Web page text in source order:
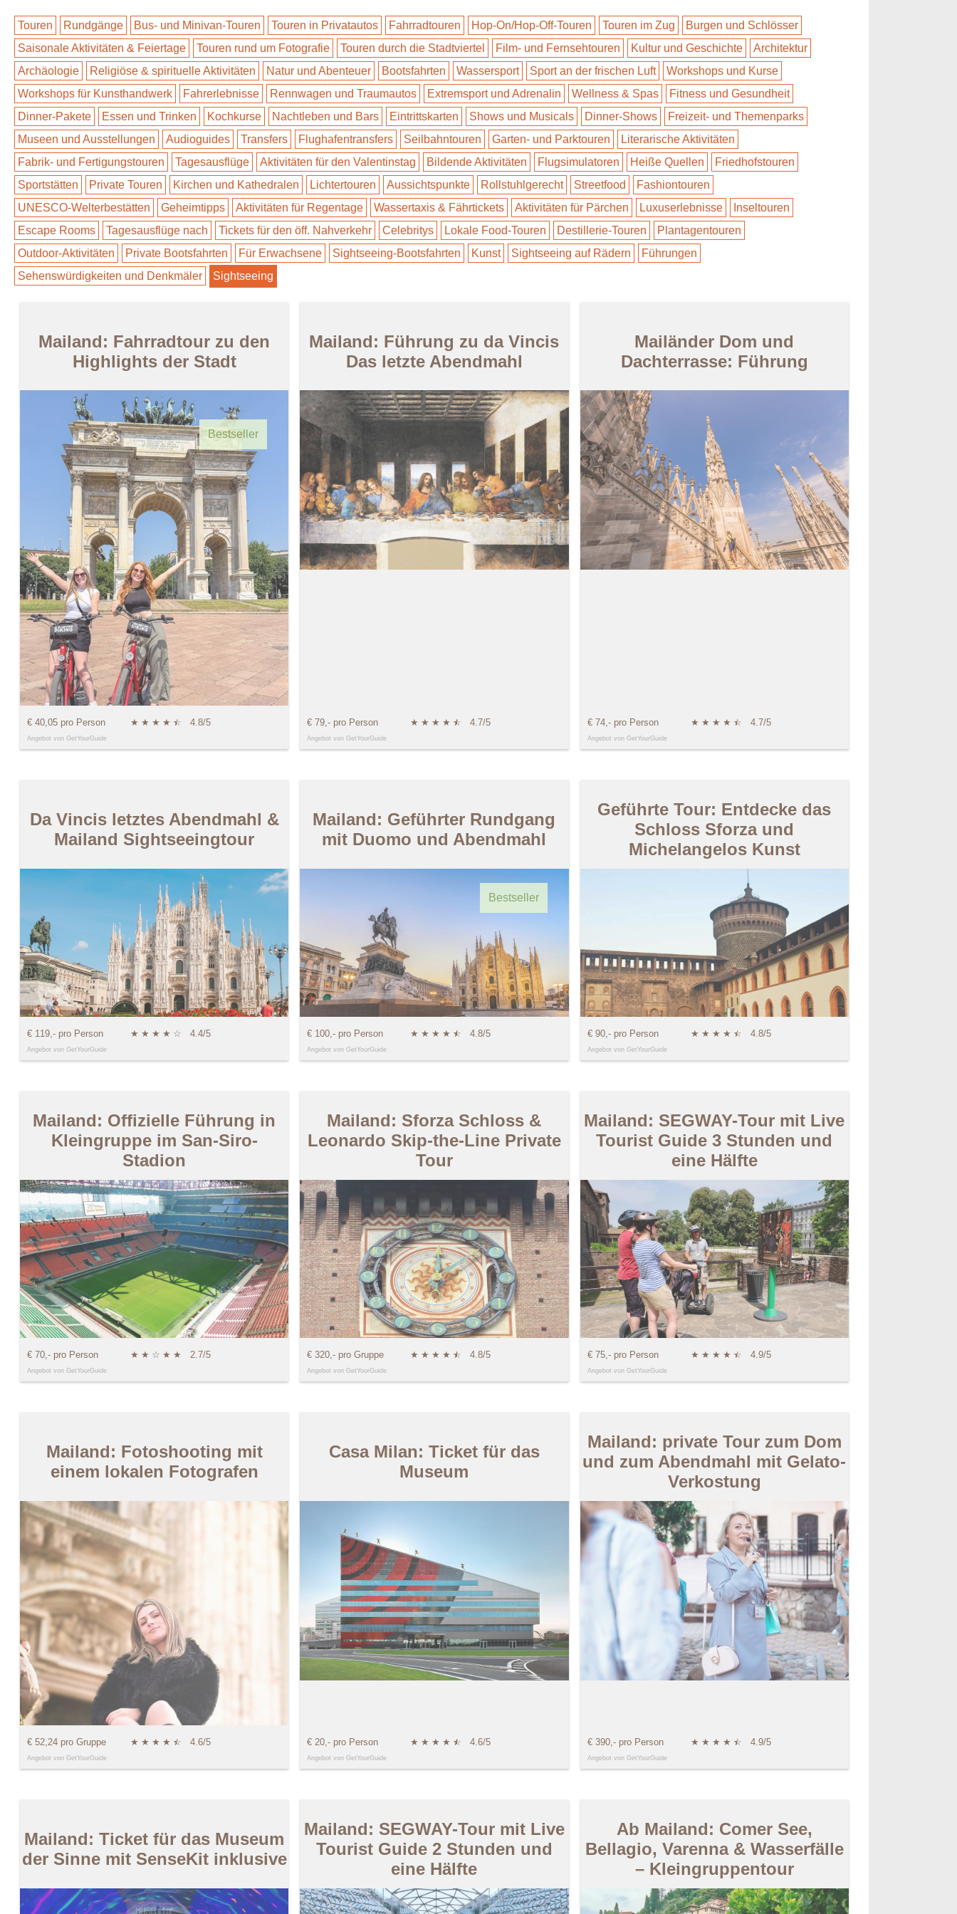
Touren Rundgänge Bus- und Minivan-Touren Touren in Privatautos Fahrradtouren Hop-On/Hop-Off-Touren Touren im Zug
Burgen und Schlösser
Saisonale Aktivitäten & Feiertage
Touren rund um Fotografie Touren durch die Stadtviertel Film- und Fernsehtouren Kultur und Geschichte
Architektur
Archäologie
Religiöse & spirituelle Aktivitäten Natur und Abenteuer Bootsfahrten Wassersport Sport an der frischen Luft
Workshops und Kurse
Workshops für Kunsthandwerk
Fahrerlebnisse Rennwagen und Traumautos Extremsport und Adrenalin Wellness & Spas
Fitness und Gesundheit
Dinner-Pakete
Essen und Trinken Kochkurse Nachtleben und Bars Eintrittskarten Shows und Musicals Dinner-Shows
Freizeit- und Themenparks
Museen und Ausstellungen
Audioguides Transfers Flughafentransfers Seilbahntouren Garten- und Parktouren
Literarische Aktivitäten
Fabrik- und Fertigungstouren
Tagesausflüge Aktivitäten für den Valentinstag Bildende Aktivitäten Flugsimulatoren Heiße Quellen
Friedhofstouren
Sportstätten
Private Touren Kirchen und Kathedralen Lichtertouren Aussichtspunkte Rollstuhlgerecht Streetfood
Fashiontouren
UNESCO-Welterbestätten
Geheimtipps Aktivitäten für Regentage Wassertaxis & Fährtickets Aktivitäten für Pärchen Luxuserlebnisse
Inseltouren
Escape Rooms
Tagesausflüge nach Tickets für den öff. Nahverkehr Celebritys Lokale Food-Touren Destillerie-Touren
Plantagentouren
Outdoor-Aktivitäten
Private Bootsfahrten Für Erwachsene Sightseeing-Bootsfahrten Kunst Sightseeing auf Rädern
Führungen
Sehenswürdigkeiten und Denkmäler
Sightseeing
Mailand: Fahrradtour zu den
Highlights der Stadt
Bestseller
€ 40,05 pro Person ★ ★ ★ ★ ★
☆ 4.8/5
Angebot von GetYourGuide
Mailand: Führung zu da Vincis
Das letzte Abendmahl
€ 79,- pro Person ★ ★ ★ ★ ★
☆ 4.7/5
Angebot von GetYourGuide
Mailänder Dom und
Dachterrasse: Führung
€ 74,- pro Person ★ ★ ★ ★ ★
☆ 4.7/5
Angebot von GetYourGuide
Da Vincis letztes Abendmahl &
Mailand Sightseeingtour
€ 119,- pro Person ★ ★ ★ ★ ☆ 4.4/5
Angebot von GetYourGuide
Mailand: Geführter Rundgang
mit Duomo und Abendmahl
Bestseller
€ 100,- pro Person ★ ★ ★ ★ ★
☆ 4.8/5
Angebot von GetYourGuide
Geführte Tour: Entdecke das
Schloss Sforza und
Michelangelos Kunst
€ 90,- pro Person ★ ★ ★ ★ ★
☆ 4.8/5
Angebot von GetYourGuide
Mailand: Offizielle Führung in
Kleingruppe im San-Siro-
Stadion
€ 70,- pro Person ★ ★ ☆ ★ ★ 2.7/5
Angebot von GetYourGuide
Mailand: Sforza Schloss &
Leonardo Skip-the-Line Private
Tour
€ 320,- pro Gruppe ★ ★ ★ ★ ★
☆ 4.8/5
Angebot von GetYourGuide
Mailand: SEGWAY-Tour mit Live
Tourist Guide 3 Stunden und
eine Hälfte
€ 75,- pro Person ★ ★ ★ ★ ★
☆ 4.9/5
Angebot von GetYourGuide
Mailand: Fotoshooting mit
einem lokalen Fotografen
€ 52,24 pro Gruppe ★ ★ ★ ★ ★
☆ 4.6/5
Angebot von GetYourGuide
Casa Milan: Ticket für das
Museum
€ 20,- pro Person ★ ★ ★ ★ ★
☆ 4.6/5
Angebot von GetYourGuide
Mailand: private Tour zum Dom
und zum Abendmahl mit Gelato-
Verkostung
€ 390,- pro Person ★ ★ ★ ★ ★
☆ 4.9/5
Angebot von GetYourGuide
Mailand: Ticket für das Museum
der Sinne mit SenseKit inklusive
Mailand: SEGWAY-Tour mit Live
Tourist Guide 2 Stunden und
eine Hälfte
Ab Mailand: Comer See,
Bellagio, Varenna & Wasserfälle
– Kleingruppentour